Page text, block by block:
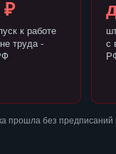
₽
к работе
труда -
с
прошла без